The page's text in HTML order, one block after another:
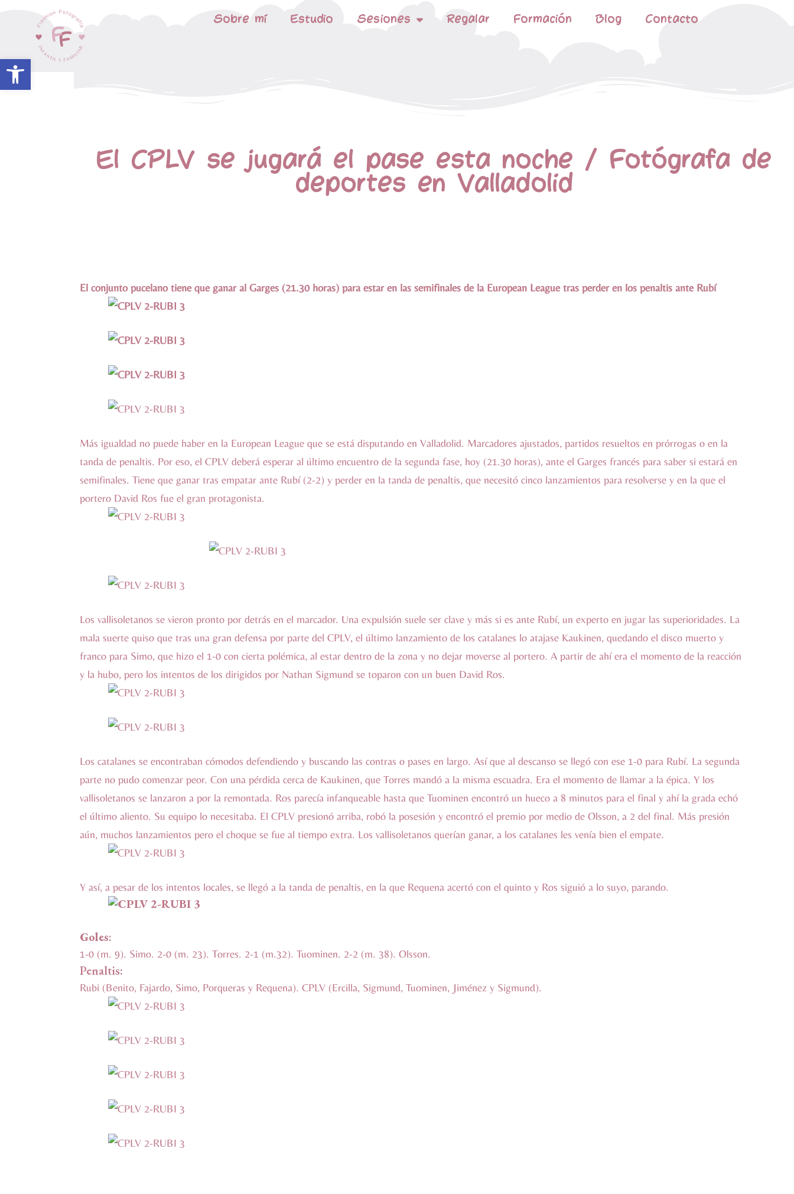
Abrir barra de herramientas
Sobre mí Estudio Sesiones Regalar Formación Blog Contacto
El CPLV se jugará el pase esta noche / Fotógrafa de
deportes en Valladolid
El conjunto pucelano tiene que ganar al Garges (21.30 horas) para estar en las semifinales de la European League tras perder en los penaltis ante Rubí
Más igualdad no puede haber en la European League que se está disputando en Valladolid. Marcadores ajustados, partidos resueltos en prórrogas o en la
tanda de penaltis. Por eso, el CPLV deberá esperar al último encuentro de la segunda fase, hoy (21.30 horas), ante el Garges francés para saber si estará en
semifinales. Tiene que ganar tras empatar ante Rubí (2-2) y perder en la tanda de penaltis, que necesitó cinco lanzamientos para resolverse y en la que el
portero David Ros fue el gran protagonista.
Los vallisoletanos se vieron pronto por detrás en el marcador. Una expulsión suele ser clave y más si es ante Rubí, un experto en jugar las superioridades. La
mala suerte quiso que tras una gran defensa por parte del CPLV, el último lanzamiento de los catalanes lo atajase Kaukinen, quedando el disco muerto y
franco para Simo, que hizo el 1-0 con cierta polémica, al estar dentro de la zona y no dejar moverse al portero. A partir de ahí era el momento de la reacción
y la hubo, pero los intentos de los dirigidos por Nathan Sigmund se toparon con un buen David Ros.
Los catalanes se encontraban cómodos defendiendo y buscando las contras o pases en largo. Así que al descanso se llegó con ese 1-0 para Rubí. La segunda
parte no pudo comenzar peor. Con una pérdida cerca de Kaukinen, que Torres mandó a la misma escuadra. Era el momento de llamar a la épica. Y los
vallisoletanos se lanzaron a por la remontada. Ros parecía infanqueable hasta que Tuominen encontró un hueco a 8 minutos para el final y ahí la grada echó
el último aliento. Su equipo lo necesitaba. El CPLV presionó arriba, robó la posesión y encontró el premio por medio de Olsson, a 2 del final. Más presión
aún, muchos lanzamientos pero el choque se fue al tiempo extra. Los vallisoletanos querían ganar, a los catalanes les venía bien el empate.
Y así, a pesar de los intentos locales, se llegó a la tanda de penaltis, en la que Requena acertó con el quinto y Ros siguió a lo suyo, parando.
Goles:
1-0 (m. 9). Simo. 2-0 (m. 23). Torres. 2-1 (m.32). Tuominen. 2-2 (m. 38). Olsson.
Penaltis:
Rubi (Benito, Fajardo, Simo, Porqueras y Requena). CPLV (Ercilla, Sigmund, Tuominen, Jiménez y Sigmund).